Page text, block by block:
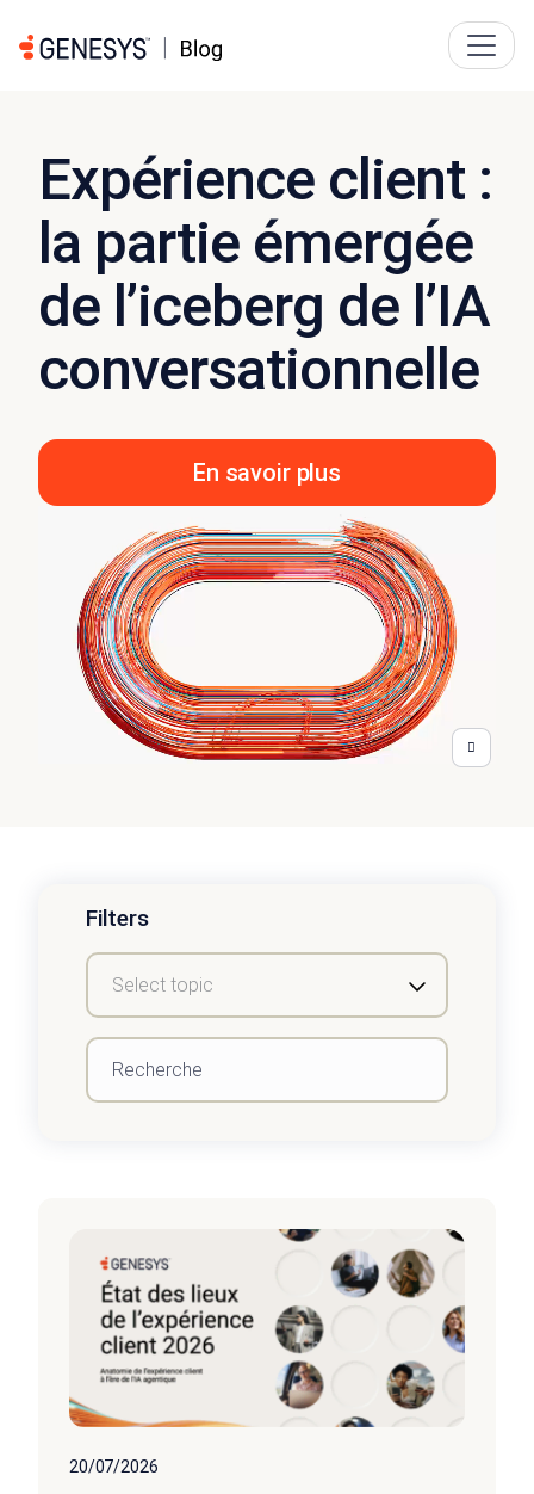
Expérience client :
la partie émergée
de l’iceberg de l’IA
conversationnelle
En savoir plus
Filters
20/07/2026